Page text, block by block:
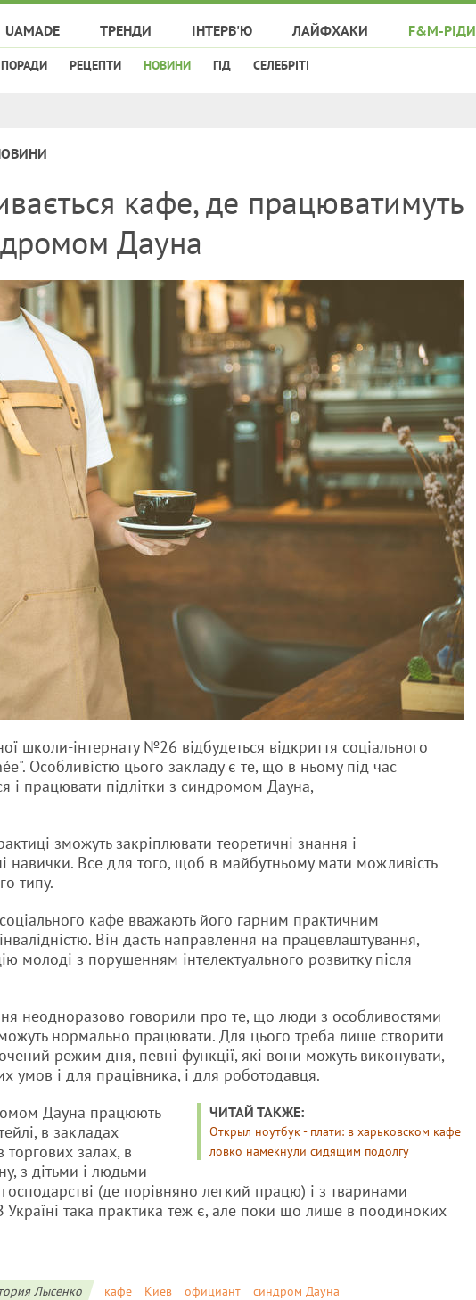
UAMADE ТРЕНДИ ІНТЕРВ'Ю ЛАЙФХАКИ F&M-РІДИ
ПОРАДИ РЕЦЕПТИ НОВИНИ ГІД СЕЛЕБРІТІ
кафе, де працюватимуть
Дауна
школи-інтернату №26 відбудеться відкриття соціального
Особливістю цього закладу є те, що в ньому під час
і працювати підлітки з синдромом Дауна,
зможуть закріплювати теоретичні знання і
навички. Все для того, щоб в майбутньому мати можливість
типу.
соціального кафе вважають його гарним практичним
Він дасть направлення на працевлаштування,
молоді з порушенням інтелектуального розвитку після
неодноразово говорили про те, що люди з особливостями
можуть нормально працювати. Для цього треба лише створити
режим дня, певні функції, які вони можуть виконувати,
умов і для працівника, і для роботодавця.
ЧИТАЙ ТАКЖЕ:
Открыл ноутбук - плати: в харьковском кафе
ловко намекнули сидящим подолгу
Дауна працюють
в закладах
торгових залах, в
з дітьми і людьми
господарстві (де порівняно легкий працю) і з тваринами
Україні така практика теж є, але поки що лише в поодиноких
Лысенко кафе Киев официант синдром Дауна